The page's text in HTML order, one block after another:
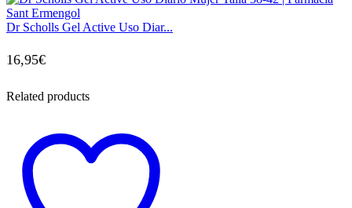
Dr Scholls Gel Active Uso Diar...
16,95€
Related products